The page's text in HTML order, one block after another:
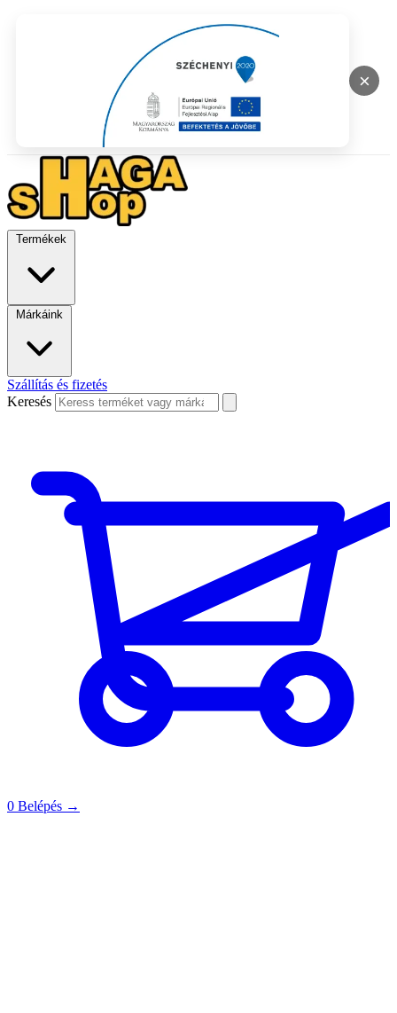
×
Termékek
Márkáink
Szállítás és fizetés
Keresés
0 Belépés →